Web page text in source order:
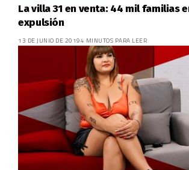
La villa 31 en venta: 44 mil familias
expulsión
13 DE JUNIO DE 20194 MINUTOS PARA LEER